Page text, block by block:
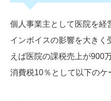
個人事業主として医院を経
インボイスの影響を大きく
えば医院の課税売上が900
消費税10％として以下のケ